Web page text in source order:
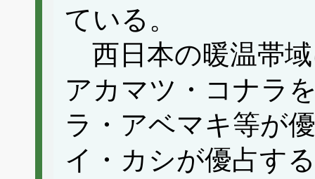
ている。
西日本の暖温帯
アカマツ・コナラ
ラ・アベマキ等が
イ・カシが優占す